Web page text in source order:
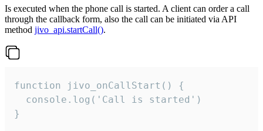
Is executed when the phone call is started. A client can order a call
through the callback form, also the call can be initiated via API
method jivo_api.startCall().
function jivo_onCallStart() {
  console.log('Call is started')
}